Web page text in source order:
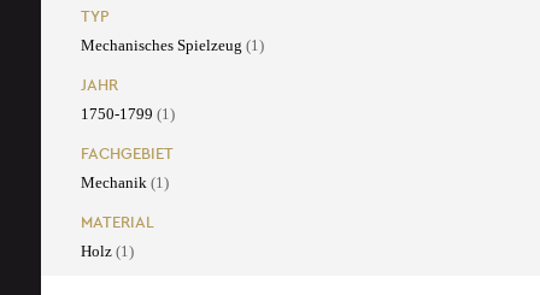
TYP
Mechanisches Spielzeug (1)
JAHR
1750-1799 (1)
FACHGEBIET
Mechanik (1)
MATERIAL
Holz (1)